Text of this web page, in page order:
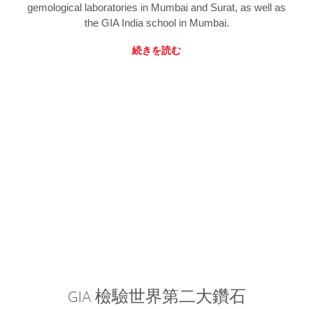
gemological laboratories in Mumbai and Surat, as well as
the GIA India school in Mumbai.
続きを読む
GIA 檢驗世界第二大鑽石